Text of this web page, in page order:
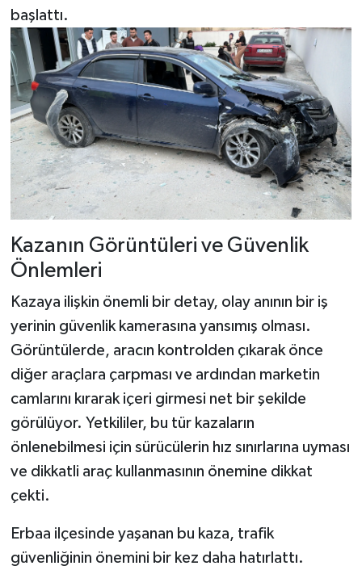
başlattı.
Kazanın Görüntüleri ve Güvenlik
Önlemleri
Kazaya ilişkin önemli bir detay, olay anının bir iş
yerinin güvenlik kamerasına yansımış olması.
Görüntülerde, aracın kontrolden çıkarak önce
diğer araçlara çarpması ve ardından marketin
camlarını kırarak içeri girmesi net bir şekilde
görülüyor. Yetkililer, bu tür kazaların
önlenebilmesi için sürücülerin hız sınırlarına uyması
ve dikkatli araç kullanmasının önemine dikkat
çekti.
Erbaa ilçesinde yaşanan bu kaza, trafik
güvenliğinin önemini bir kez daha hatırlattı.
Yerel Haberler
Haber Arşivi